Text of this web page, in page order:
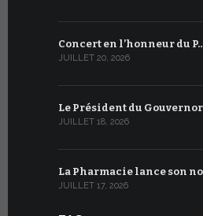
Concert en l’honneur du
JUILLET 20, 2026
Le Président du
JUILLET 18, 2026
La Pharmacie lance son
JUILLET 17, 2026